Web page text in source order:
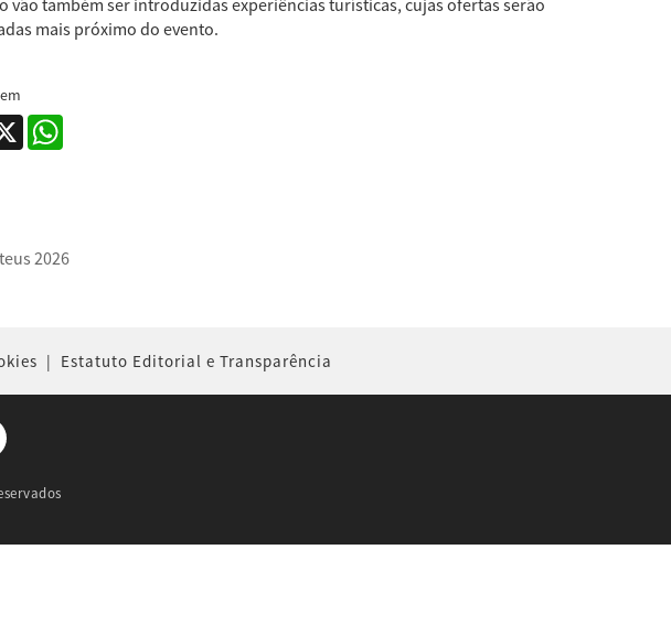
vão também ser introduzidas experiências turísticas, cujas ofertas serão
mais próximo do evento.
X
| Estatuto Editorial e Transparência